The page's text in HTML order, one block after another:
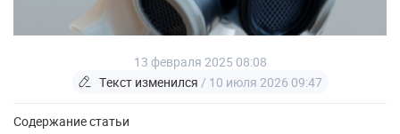
13 февраля 2025 08:08
Текст изменился / 10 июля 2026 09:47
Содержание статьи